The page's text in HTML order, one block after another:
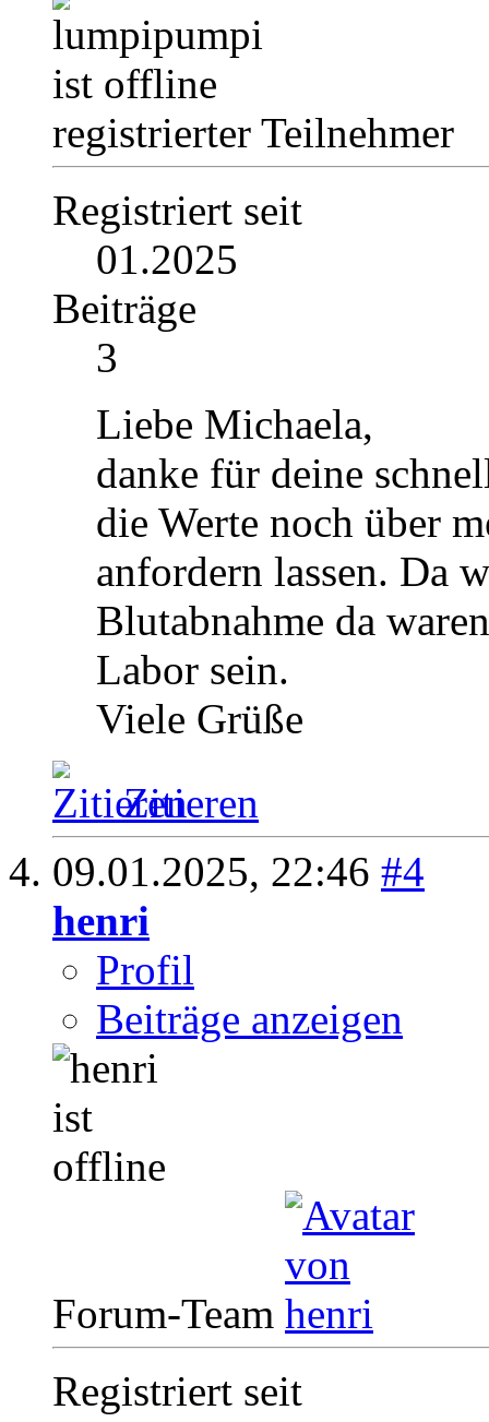
registrierter Teilnehmer
Registriert seit
01.2025
Beiträge
3
Liebe Michaela,
danke für deine
die Werte noch über
anfordern lassen. Da
Blutabnahme da
Labor sein.
Viele Grüße
Zitieren
09.01.2025, 22:46 #4
henri
Profil
Beiträge anzeigen
Forum-Team
Registriert seit